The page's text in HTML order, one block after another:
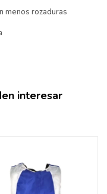
menos rozaduras
interesar